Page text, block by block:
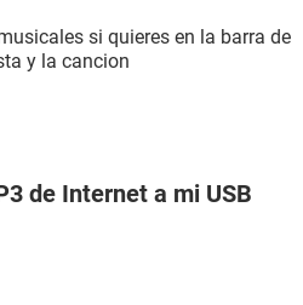
si quieres en la barra de
y la cancion
de Internet a mi USB